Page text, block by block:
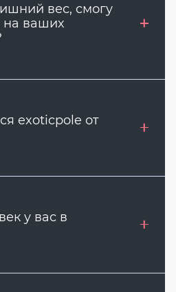
вес, смогу
на ваших
exoticpole от
у вас в